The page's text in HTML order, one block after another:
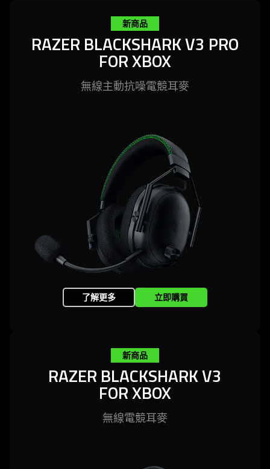
新商品
RAZER BLACKSHARK V3 PRO
FOR XBOX
無線主動抗噪電競耳麥
了解更多 立即購買
新商品
RAZER BLACKSHARK V3
FOR XBOX
無線電競耳麥